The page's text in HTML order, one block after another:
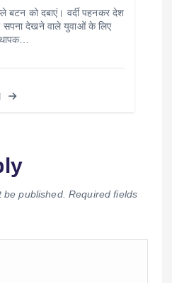
को दबाएं। वर्दी पहनकर देश
देखने वाले युवाओं के लिए
published. Required fields